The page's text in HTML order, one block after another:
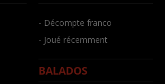
- Décompte franco
- Joué récemment
BALADOS